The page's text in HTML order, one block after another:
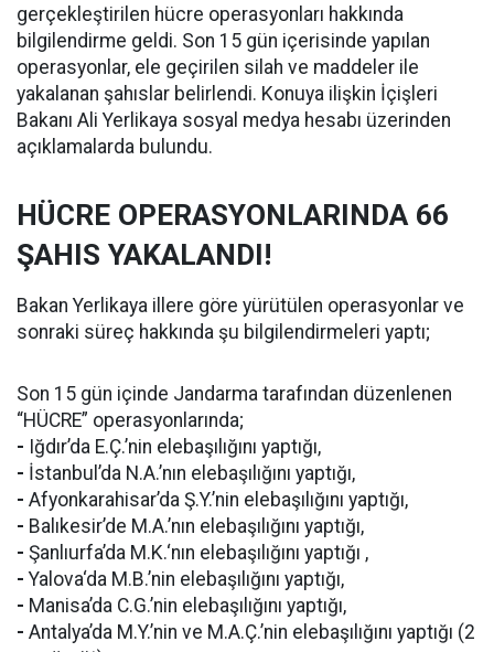
gerçekleştirilen hücre operasyonları hakkında
bilgilendirme geldi. Son 15 gün içerisinde yapılan
operasyonlar, ele geçirilen silah ve maddeler ile
yakalanan şahıslar belirlendi. Konuya ilişkin İçişleri
Bakanı Ali Yerlikaya sosyal medya hesabı üzerinden
açıklamalarda bulundu.
HÜCRE OPERASYONLARINDA 66
ŞAHIS YAKALANDI!
Bakan Yerlikaya illere göre yürütülen operasyonlar ve
sonraki süreç hakkında şu bilgilendirmeleri yaptı;
Son 15 gün içinde Jandarma tarafından düzenlenen
“HÜCRE” operasyonlarında;
- Iğdır’da E.Ç.’nin elebaşılığını yaptığı,
- İstanbul’da N.A.’nın elebaşılığını yaptığı,
- Afyonkarahisar’da Ş.Y.’nin elebaşılığını yaptığı,
- Balıkesir’de M.A.’nın elebaşılığını yaptığı,
- Şanlıurfa’da M.K.‘nın elebaşılığını yaptığı ,
- Yalova‘da M.B.’nin elebaşılığını yaptığı,
- Manisa’da C.G.’nin elebaşılığını yaptığı,
- Antalya’da M.Y.’nin ve M.A.Ç.’nin elebaşılığını yaptığı (2